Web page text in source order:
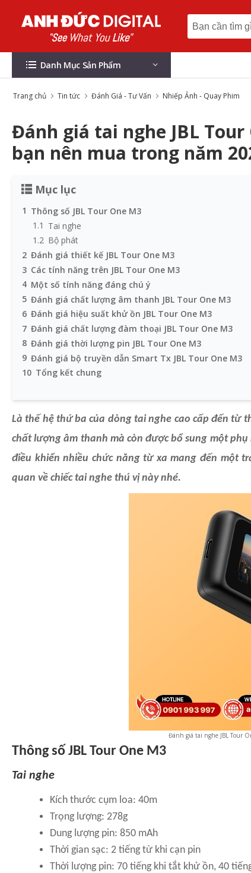
Danh Mục Sản Phẩm
Trang chủ Tin tức Đánh Giá - Tư Vấn Nhiếp Ảnh - Quay Phim
Đánh giá tai nghe JBL
bạn nên mua trong năm
Mục lục
1 Thông số JBL Tour One M3
1.1 Tai nghe
1.2 Bộ phát
2 Đánh giá thiết kế JBL Tour One M3
3 Các tính năng trên JBL Tour One M3
4 Một số tính năng đáng chú ý
5 Đánh giá chất lượng âm thanh JBL Tour One M3
6 Đánh giá hiệu suất khử ồn JBL Tour One M3
7 Đánh giá chất lượng đàm thoại JBL Tour One M3
8 Đánh giá thời lượng pin JBL Tour One M3
9 Đánh giá bộ truyền dẫn Smart Tx JBL Tour One M3
10 Tổng kết chung
Là thế hệ thứ ba của dòng tai nghe cao cấp đến từ
chất lượng âm thanh mà còn được bổ sung một
điều khiển nhiều chức năng từ xa mang đến một
quan về chiếc tai nghe thú vị này nhé.
Đánh giá tai nghe JBL Tour
Thông số JBL Tour One M3
Tai nghe
Kích thước cụm loa: 40m
Trọng lượng: 278g
Dung lượng pin: 850 mAh
Thời gian sạc: 2 tiếng từ khi cạn pin
Thời lượng pin: 70 tiếng khi tắt khử ồn, 40